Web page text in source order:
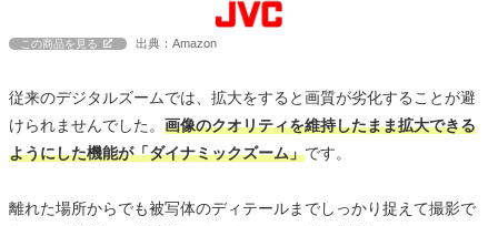
この商品を見る 出典：Amazon
従来のデジタルズームでは、拡大をすると画質が劣化することが避
けられませんでした。 画像のクオリティを維持したまま拡大できる
ようにした機能が「ダイナミックズーム」です。
離れた場所からでも被写体のディテールまでしっかり捉えて撮影で